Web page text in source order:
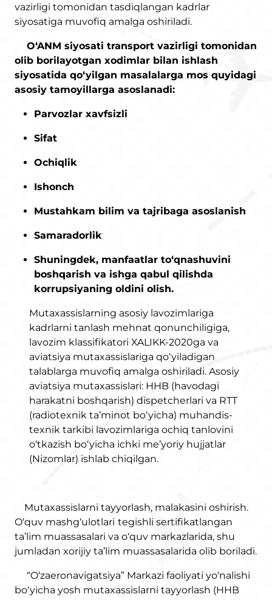
vazirligi tomonidan tasdiqlangan kadrlar
siyosatiga muvofiq amalga oshiriladi.
O‘ANM siyosati transport vazirligi tomonidan
olib borilayotgan xodimlar bilan ishlash
siyosatida qo‘yilgan masalalarga mos quyidagi
asosiy tamoyillarga asoslanadi:
Parvozlar xavfsizli
Sifat
Ochiqlik
Ishonch
Mustahkam bilim va tajribaga asoslanish
Samaradorlik
Shuningdek, manfaatlar to‘qnashuvini
boshqarish va ishga qabul qilishda
korrupsiyaning oldini olish.
Mutaxassislarning asosiy lavozimlariga
kadrlarni tanlash mehnat qonunchiligiga,
lavozim klassifikatori XALIKK-2020ga va
aviatsiya mutaxassislariga qo‘yiladigan
talablarga muvofiq amalga oshiriladi. Asosiy
aviatsiya mutaxassislari: HHB (havodagi
harakatni boshqarish) dispetcherlari va RTT
(radiotexnik ta’minot bo‘yicha) muhandis-
texnik tarkibi lavozimlariga ochiq tanlovini
o‘tkazish bo‘yicha ichki me’yoriy hujjatlar
(Nizomlar) ishlab chiqilgan.
Mutaxassislarni tayyorlash, malakasini oshirish.
O‘quv mashg‘ulotlari tegishli sertifikatlangan
ta’lim muassasalari va o‘quv markazlarida, shu
jumladan xorijiy ta’lim muassasalarida olib boriladi.
“O‘zaeronavigatsiya” Markazi faoliyati yo‘nalishi
bo‘yicha yosh mutaxassislarni tayyorlash (HHB